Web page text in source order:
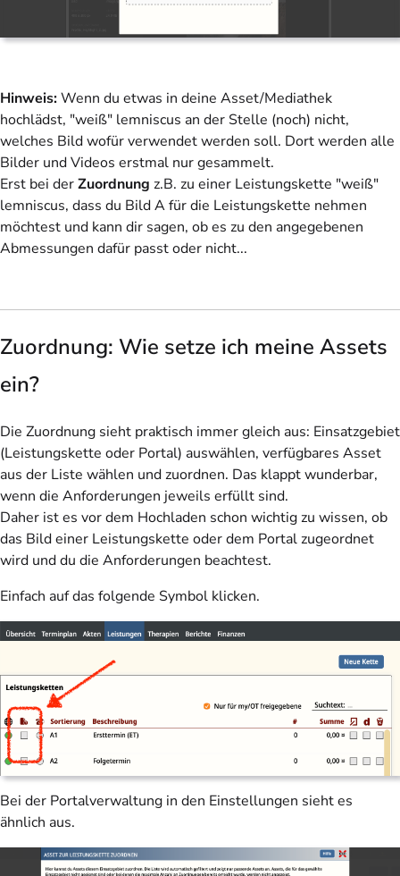
Hinweis:Wenn du etwas in deine Asset/Mediathek
hochlädst, "weiß" lemniscus an der Stelle (noch) nicht,
welches Bild wofür verwendet werden soll. Dort werden alle
Bilder und Videos erstmal nur gesammelt.
Erst bei derZuordnung z.B. zu einer Leistungskette "weiß"
lemniscus, dass du Bild A für die Leistungskette nehmen
möchtest und kann dir sagen, ob es zu den angegebenen
Abmessungen dafür passt oder nicht...
Zuordnung: Wie setze ich meine Assets
ein?
Die Zuordnung sieht praktisch immer gleich aus: Einsatzgebiet
(Leistungskette oder Portal) auswählen, verfügbares Asset
aus der Liste wählen und zuordnen. Das klappt wunderbar,
wenn die Anforderungen jeweils erfüllt sind.
Daher ist es vor dem Hochladen schon wichtig zu wissen, ob
das Bild einer Leistungskette oder dem Portal zugeordnet
wird und du die Anforderungen beachtest.
Einfach auf das folgende Symbol klicken.
Bei der Portalverwaltung in den Einstellungen sieht es
ähnlich aus.